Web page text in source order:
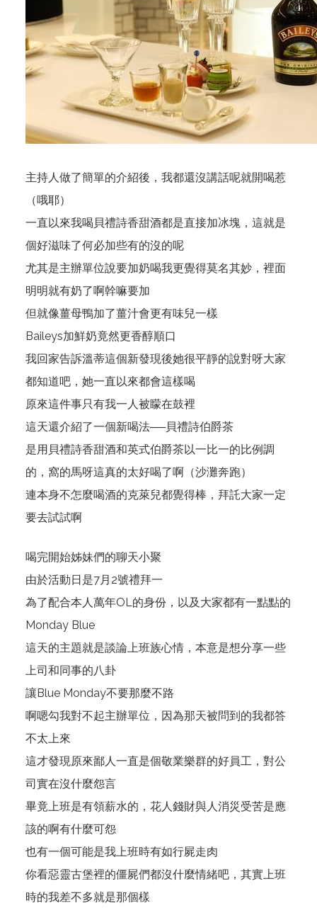
主持人做了簡單的介紹後，我都還沒講話呢就開喝惹
（哦耶）
一直以來我喝貝禮詩香甜酒都是直接加冰塊，這就是
個好滋味了何必加些有的沒的呢
尤其是主辦單位說要加奶喝我更覺得莫名其妙，裡面
明明就有奶了啊幹嘛要加
但就像薑母鴨加了薑汁會更有味兒一樣
Baileys加鮮奶竟然更香醇順口
我回家告訴溫蒂這個新發現後她很平靜的說對呀大家
都知道吧，她一直以來都會這樣喝
原來這件事只有我一人被矇在鼓裡
這天還介紹了一個新喝法──貝禮詩伯爵茶
是用貝禮詩香甜酒和英式伯爵茶以一比一的比例調
的，窩的馬呀這真的太好喝了啊（沙灘奔跑）
連本身不怎麼喝酒的克萊兒都覺得棒，拜託大家一定
要去試試啊
喝完開始姊妹們的聊天小聚
由於活動日是7月2號禮拜一
為了配合本人萬年OL的身份，以及大家都有一點點的
Monday Blue
這天的主題就是談論上班族心情，本意是想分享一些
上司和同事的八卦
讓Blue Monday不要那麼不路
啊嗯勾我對不起主辦單位，因為那天被問到的我都答
不太上來
這才發現原來鄙人一直是個敬業樂群的好員工，對公
司實在沒什麼怨言
畢竟上班是有領薪水的，花人錢財與人消災受苦是應
該的啊有什麼可怨
也有一個可能是我上班時有如行屍走肉
你看惡靈古堡裡的僵屍們都沒什麼情緒吧，其實上班
時的我差不多就是那個樣